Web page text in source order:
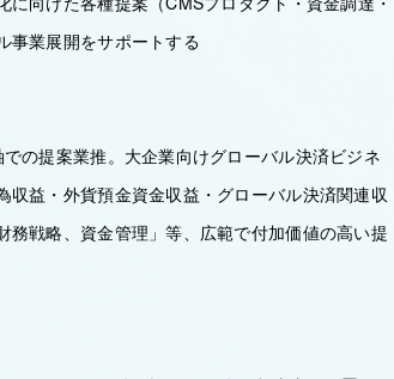
事業展開をサポートする
の提案業推。大企業向けグローバル決済ビジネ
益・外貨預金資金収益・グローバル決済関連収
戦略、資金管理」等、広範で付加価値の高い提